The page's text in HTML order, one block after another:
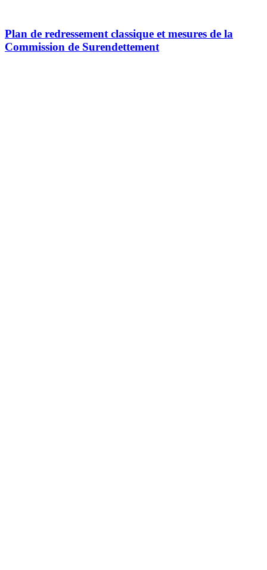
Plan de redressement classique et mesures de la
Commission de Surendettement